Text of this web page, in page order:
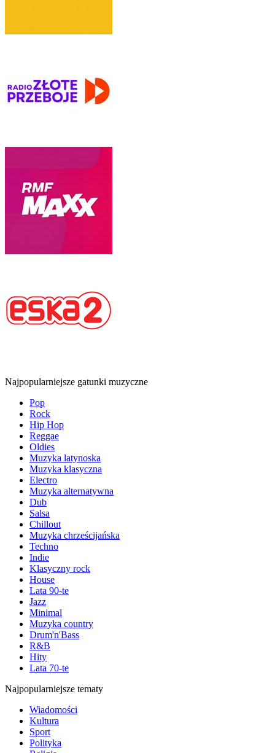
Najpopularniejsze gatunki muzyczne
Pop
Rock
Hip Hop
Reggae
Oldies
Muzyka latynoska
Muzyka klasyczna
Electro
Muzyka alternatywna
Dub
Salsa
Chillout
Muzyka chrześcijańska
Techno
Indie
Klasyczny rock
House
Lata 90-te
Jazz
Minimal
Muzyka country
Drum'n'Bass
R&B
Hity
Lata 70-te
Najpopularniejsze tematy
Wiadomości
Kultura
Sport
Polityka